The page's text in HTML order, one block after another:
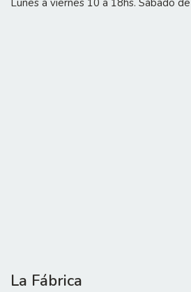
Lunes a viernes 10 a 18hs. Sábado
La Fábrica